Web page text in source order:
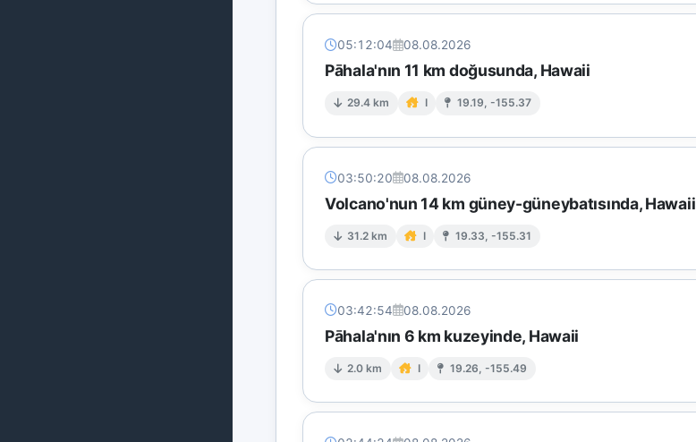
05:12:04 08.08.2026
Pāhala'nın 11 km doğusunda, Hawaii
29.4 km I 19.19, -155.37
03:50:20 08.08.2026
Volcano'nun 14 km güney-güneybatısında, Hawaii
31.2 km I 19.33, -155.31
03:42:54 08.08.2026
Pāhala'nın 6 km kuzeyinde, Hawaii
2.0 km I 19.26, -155.49